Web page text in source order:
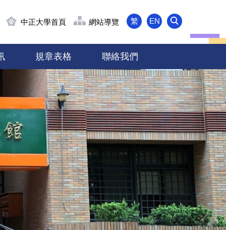
中正大學首頁 網站導覽 繁 EN
規章表格 聯絡我們